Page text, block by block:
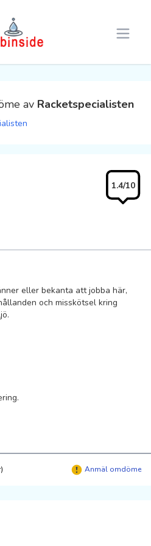
Open
av Racketspecialisten
1.4/10
eller bekanta att jobba här,
och misskötsel kring
Anmäl omdöme